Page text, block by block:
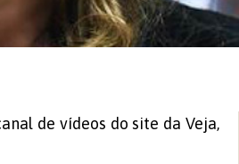
de vídeos do site da Veja,